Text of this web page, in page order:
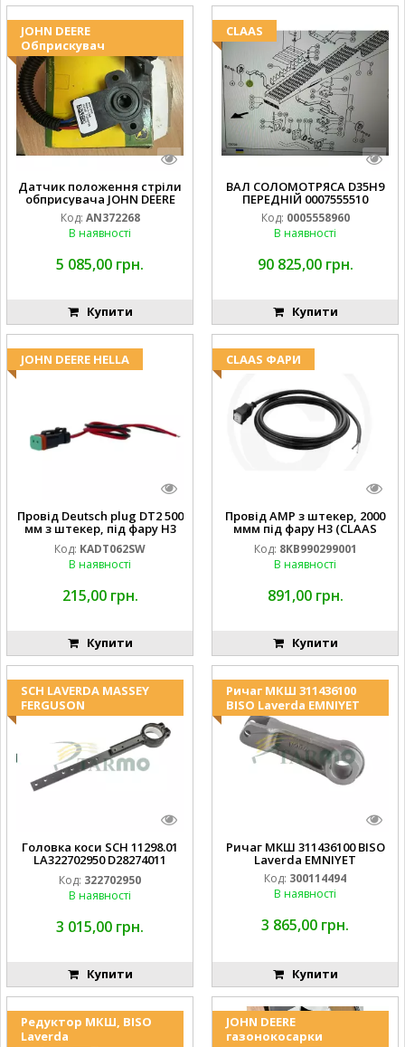
JOHN DEERE
Обприскувач
Датчик положення стріли
обприсувача JOHN DEERE
Код: AN372268
В наявності
5 085,00 грн.
Купити
CLAAS
ВАЛ СОЛОМОТРЯСА D35H9
ПЕРЕДНІЙ 0007555510
Код: 0005558960
В наявності
90 825,00 грн.
Купити
JOHN DEERE HELLA
Провід Deutsch plug DT2 500
мм з штекер, під фару H3
(JOHN DEERE AL116438
994.184.00) ) Kramp Hella
Код: KADT062SW
В наявності
215,00 грн.
Купити
CLAAS ФАРИ
Провід AMP з штекер, 2000
ммм під фару H3 (CLAAS
013733) Hella
Код: 8KB990299001
В наявності
891,00 грн.
Купити
SCH LAVERDA MASSEY
FERGUSON
Головка коси SCH 11298.01
LA322702950 D28274011
Код: 322702950
В наявності
3 015,00 грн.
Купити
Ричаг МКШ 311436100
BISO Laverda EMNIYET
Ричаг МКШ 311436100 BISO
Laverda EMNIYET
Код: 300114494
В наявності
3 865,00 грн.
Купити
Редуктор МКШ, BISO
Laverda
JOHN DEERE
газонокосарки